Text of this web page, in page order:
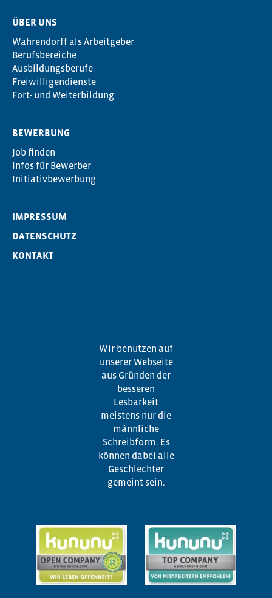
ÜBER UNS
Wahrendorff als Arbeitgeber
Berufsbereiche
Ausbildungsberufe
Freiwilligendienste
Fort- und Weiterbildung
BEWERBUNG
Job finden
Infos für Bewerber
Initiativbewerbung
IMPRESSUM
DATENSCHUTZ
KONTAKT
Wir benutzen auf
unserer Webseite
aus Gründen der
besseren
Lesbarkeit
meistens nur die
männliche
Schreibform. Es
können dabei alle
Geschlechter
gemeint sein.